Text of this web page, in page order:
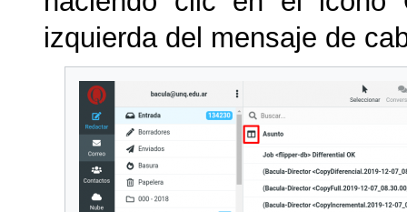
izquierda del mensaje de